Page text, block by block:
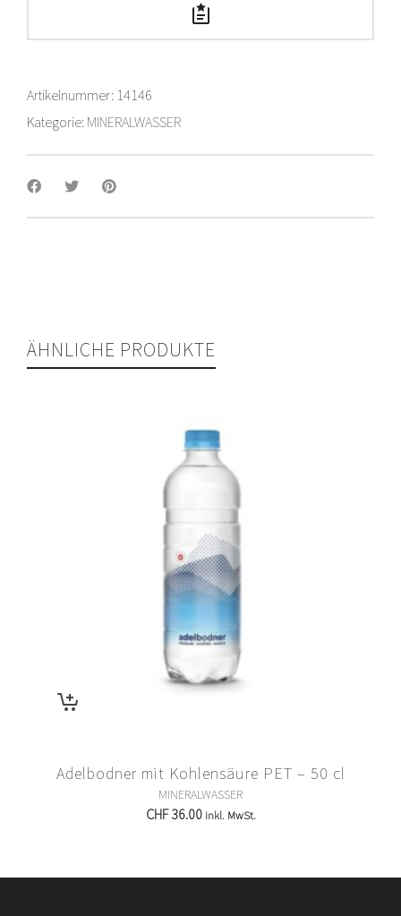
Artikelnummer: 14146
Kategorie: MINERALWASSER
ÄHNLICHE PRODUKTE
Adelbodner mit Kohlensäure PET – 50 cl
MINERALWASSER
CHF36.00 inkl. MwSt.